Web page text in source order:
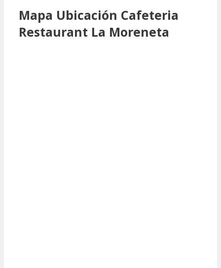
Mapa Ubicación Cafeteria
Restaurant La Moreneta